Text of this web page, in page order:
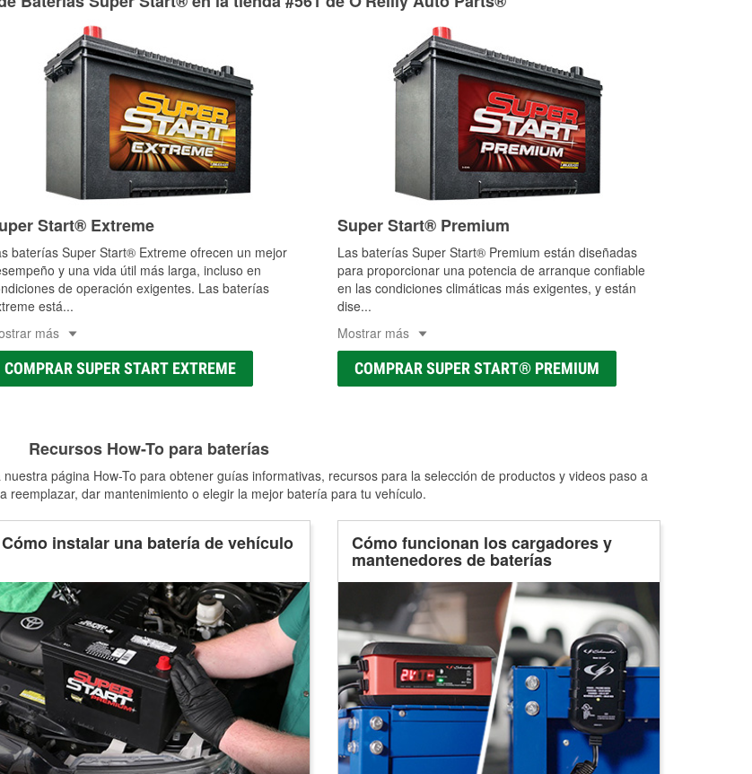
Start® Extreme
baterías Super Start® Extreme ofrecen un mejor
y una vida útil más larga, incluso en
de operación exigentes. Las baterías
está...
más
COMPRAR SUPER START EXTREME
Super Start® Premium
Las baterías Super Start® Premium están diseñadas
para proporcionar una potencia de arranque confiable
en las condiciones climáticas más exigentes, y están
dise...
Mostrar más
COMPRAR SUPER START® PREMIUM
Recursos How-To para baterías
página How-To para obtener guías informativas, recursos para la selección de productos y videos paso a
reemplazar, dar mantenimiento o elegir la mejor batería para tu vehículo.
Cómo instalar una batería de vehículo Cómo funcionan los cargadores y
mantenedores de baterías